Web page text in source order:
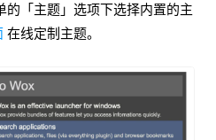
的「主题」选项下选择内置的主
在线定制主题。